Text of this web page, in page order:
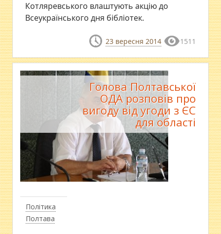
Котляревського влаштують акцію до
Всеукраїнського дня бібліотек.
23 вересня 2014 1511
Політика
Полтава
Голова Полтавської
ОДА розповів про
вигоду від угоди з ЄС
для області